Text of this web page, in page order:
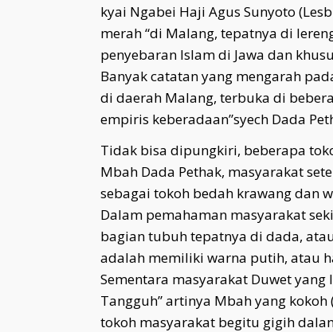
kyai Ngabei Haji Agus Sunyoto
merah “di Malang, tepatnya di
penyebaran Islam di Jawa dan
Banyak catatan yang mengarah
di daerah Malang, terbuka di
empiris keberadaan”syech Dada
Tidak bisa dipungkiri, beberapa
Mbah Dada Pethak, masyarakat
sebagai tokoh bedah krawang dan
Dalam pemahaman masyarakat
bagian tubuh tepatnya di dada,
adalah memiliki warna putih, atau
Sementara masyarakat Duwet
Tangguh” artinya Mbah yang
tokoh masyarakat begitu gigih